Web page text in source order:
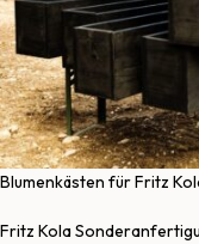
Blumenkästen für Fritz
Fritz Kola